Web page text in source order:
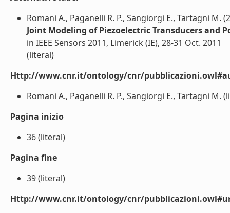
Romani A., Paganelli R. P., Sangiorgi E., Tartagni M.
Joint Modeling of Piezoelectric Transducers and
in IEEE Sensors 2011, Limerick (IE), 28-31 Oct. 2011
(literal)
Http://www.cnr.it/ontology/cnr/
Romani A., Paganelli R. P., Sangiorgi E., Tartagni M.
Pagina inizio
36 (literal)
Pagina fine
39 (literal)
Http://www.cnr.it/ontology/cnr/